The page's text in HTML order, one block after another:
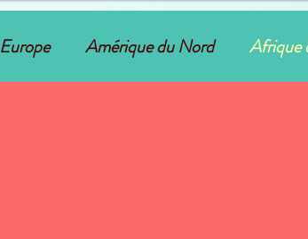
Europe Amérique du Nord Afrique